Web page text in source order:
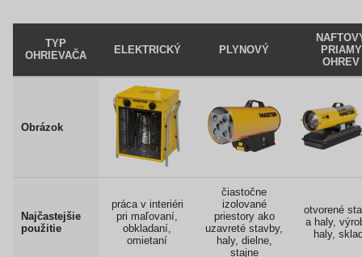
TYP
OHRIEVAČA
ELEKTRICKÝ PLYNOVÝ
PRIAMY
OHREV
Obrázok
Najčastejšie
použitie
práca v interiéri
pri maľovaní,
obkladaní,
omietaní
čiastočne
izolované
priestory ako
uzavreté stavby,
haly, dielne,
stajne
otvorené
a haly,
haly,